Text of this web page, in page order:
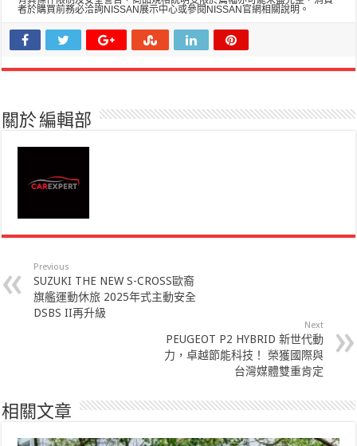
者於購買前務必洽詢NISSAN展示中心或參閱NISSAN官網相關說明。
關於 編輯部
Previous
SUZUKI THE NEW S-CROSS歐裔
旗艦運動休旅 2025年式主動安全
DSBS II再升級
Next
PEUGEOT P2 HYBRID 新世代動
力，卓越節能科技！ 榮獲國際與
台灣媒體雙重肯定
相關文章